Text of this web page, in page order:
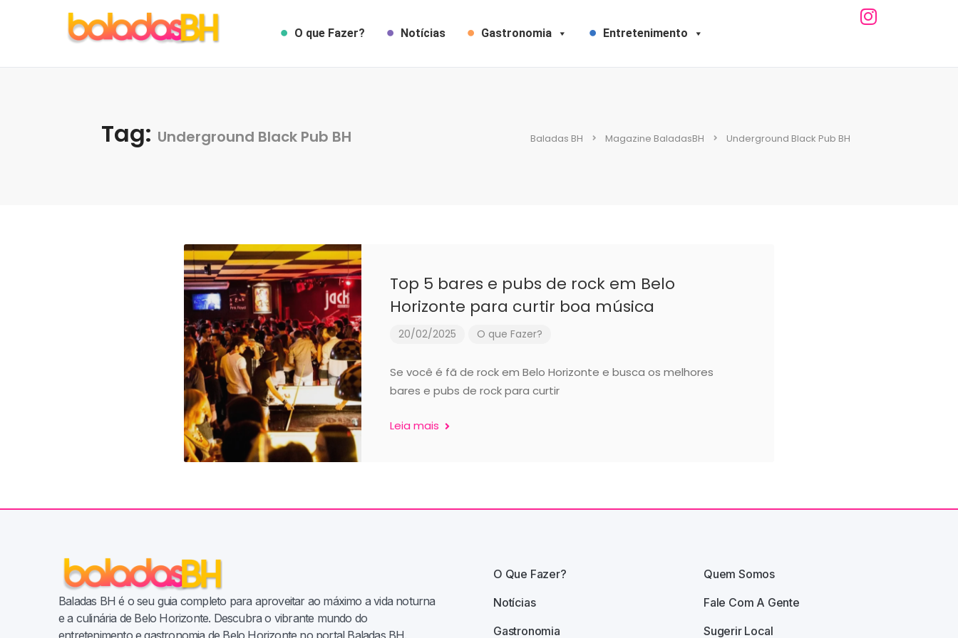
O que Fazer? Notícias Gastronomia Entretenimento
Tag: Underground Black Pub BH Baladas BH Magazine BaladasBH Underground Black Pub BH
Top 5 bares e pubs de rock em Belo
Horizonte para curtir boa música
20/02/2025 O que Fazer?
Se você é fã de rock em Belo Horizonte e busca os melhores
bares e pubs de rock para curtir
Leia mais
Baladas BH é o seu guia completo para aproveitar ao máximo a vida noturna
e a culinária de Belo Horizonte. Descubra o vibrante mundo do
O Que Fazer?
Notícias
Gastronomia
Quem Somos
Fale Com A Gente
Sugerir Local